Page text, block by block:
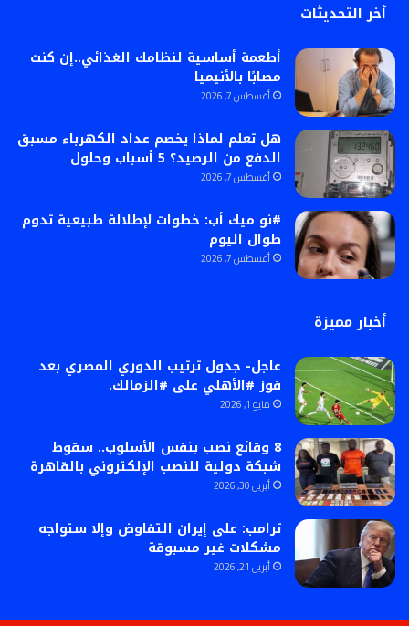
أخر التحديثات
أطعمة أساسية لنظامك الغذائي..إن كنت
مصابًا بالأنيميا
أغسطس 7, 2026
هل تعلم لماذا يخصم عداد الكهرباء مسبق
الدفع من الرصيد؟ 5 أسباب وحلول
أغسطس 7, 2026
#نو ميك أب: خطوات لإطلالة طبيعية تدوم
طوال اليوم
أغسطس 7, 2026
أخبار مميزة
عاجل- جدول ترتيب الدوري المصري بعد
فوز #الأهلي على #الزمالك.
مايو 1, 2026
8 وقائع نصب بنفس الأسلوب.. سقوط
شبكة دولية للنصب الإلكتروني بالقاهرة
أبريل 30, 2026
ترامب: على إيران التفاوض وإلا ستواجه
مشكلات غير مسبوقة
أبريل 21, 2026